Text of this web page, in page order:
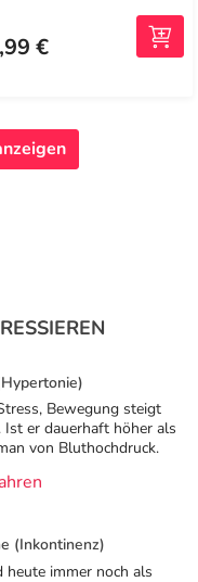
€
Bewegung steigt
Ist er dauerhaft höher als
von Bluthochdruck.
(Inkontinenz)
heute immer noch als